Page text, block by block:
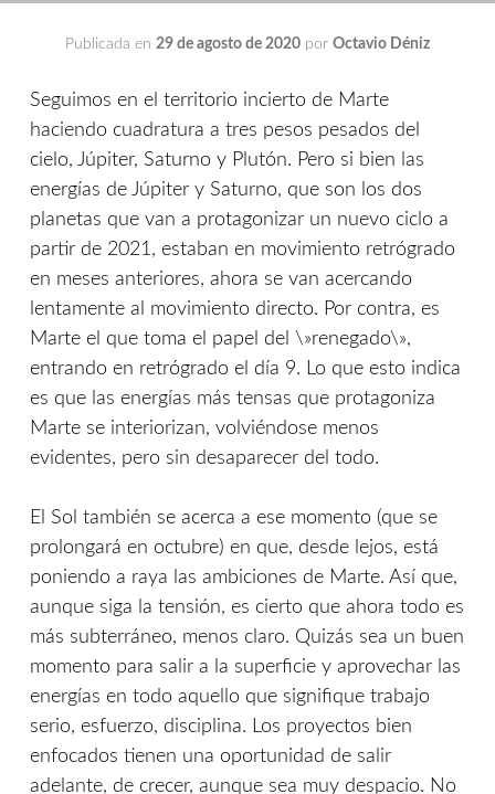
Publicada en 29 de agosto de 2020 por Octavio Déniz
Seguimos en el territorio incierto de Marte
haciendo cuadratura a tres pesos pesados del
cielo, Júpiter, Saturno y Plutón. Pero si bien las
energías de Júpiter y Saturno, que son los dos
planetas que van a protagonizar un nuevo ciclo a
partir de 2021, estaban en movimiento retrógrado
en meses anteriores, ahora se van acercando
lentamente al movimiento directo. Por contra, es
Marte el que toma el papel del \»renegado\»,
entrando en retrógrado el día 9. Lo que esto indica
es que las energías más tensas que protagoniza
Marte se interiorizan, volviéndose menos
evidentes, pero sin desaparecer del todo.
El Sol también se acerca a ese momento (que se
prolongará en octubre) en que, desde lejos, está
poniendo a raya las ambiciones de Marte. Así que,
aunque siga la tensión, es cierto que ahora todo es
más subterráneo, menos claro. Quizás sea un buen
momento para salir a la superficie y aprovechar las
energías en todo aquello que signifique trabajo
serio, esfuerzo, disciplina. Los proyectos bien
enfocados tienen una oportunidad de salir
adelante, de crecer, aunque sea muy despacio. No